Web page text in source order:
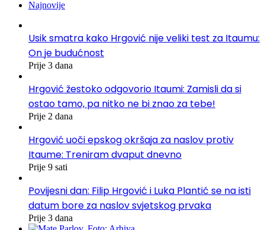
Najnovije
Usik smatra kako Hrgović nije veliki test za Itaumu:
On je budućnost
Prije 3 dana
Hrgović žestoko odgovorio Itaumi: Zamisli da si
ostao tamo, pa nitko ne bi znao za tebe!
Prije 2 dana
Hrgović uoči epskog okršaja za naslov protiv
Itaume: Treniram dvaput dnevno
Prije 9 sati
Povijesni dan: Filip Hrgović i Luka Plantić se na isti
datum bore za naslov svjetskog prvaka
Prije 3 dana